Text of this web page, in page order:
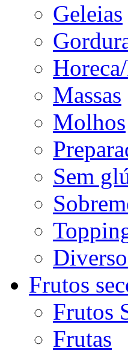
Geleias
Massas
Molhos
Sem
Frutos
Frutos
Frutas